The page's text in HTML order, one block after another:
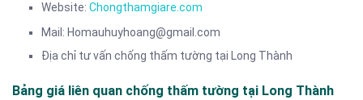
Website: Chongthamgiare.com
Mail: Homauhuyhoang@gmail.com
Địa chỉ tư vấn chống thấm tường tại Long Thành
Bảng giá liên quan chống thấm tường tại Long Thành